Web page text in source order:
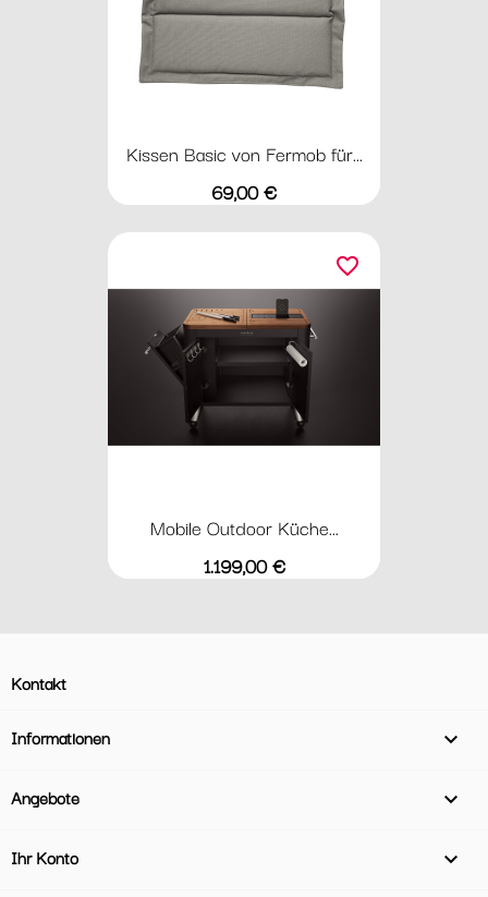
Kissen Basic von Fermob für...
Preis
69,00 €
Mobile Outdoor Küche...
Preis
1.199,00 €
favorite_border
Kontakt
Informationen 
Angebote 
Ihr Konto
